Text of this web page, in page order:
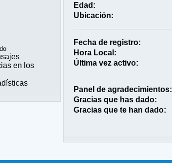
en los
Edad:
Ubicación:
Fecha de registro:
Hora Local:
Última vez activo:
Panel de agradecimientos:
Gracias que has dado:
Gracias que te han dado: